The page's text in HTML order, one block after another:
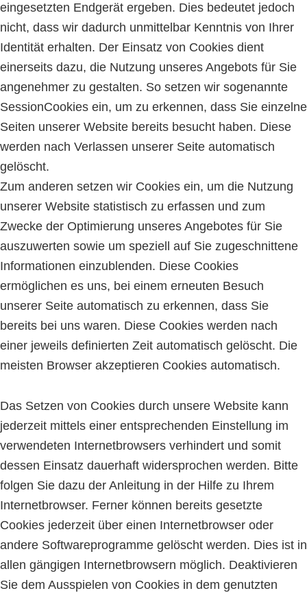
eingesetzten Endgerät ergeben. Dies bedeutet jedoch
nicht, dass wir dadurch unmittelbar Kenntnis von Ihrer
Identität erhalten. Der Einsatz von Cookies dient
einerseits dazu, die Nutzung unseres Angebots für Sie
angenehmer zu gestalten. So setzen wir sogenannte
Session­Cookies ein, um zu erkennen, dass Sie einzelne
Seiten unserer Website bereits besucht haben. Diese
werden nach Verlassen unserer Seite automatisch
gelöscht.
Zum anderen setzen wir Cookies ein, um die Nutzung
unserer Website statistisch zu erfassen und zum
Zwecke der Optimierung unseres Angebotes für Sie
auszuwerten sowie um speziell auf Sie zugeschnittene
Informationen einzublenden. Diese Cookies
ermöglichen es uns, bei einem erneuten Besuch
unserer Seite automatisch zu erkennen, dass Sie
bereits bei uns waren. Diese Cookies werden nach
einer jeweils definierten Zeit automatisch gelöscht. Die
meisten Browser akzeptieren Cookies automatisch.
Das Setzen von Cookies durch unsere Website kann
jederzeit mittels einer entsprechenden Einstellung im
verwendeten Internetbrowsers verhindert und somit
dessen Einsatz dauerhaft widersprochen werden. Bitte
folgen Sie dazu der Anleitung in der Hilfe zu Ihrem
Internetbrowser. Ferner können bereits gesetzte
Cookies jederzeit über einen Internetbrowser oder
andere Softwareprogramme gelöscht werden. Dies ist in
allen gängigen Internetbrowsern möglich. Deaktivieren
Sie dem Ausspielen von Cookies in dem genutzten